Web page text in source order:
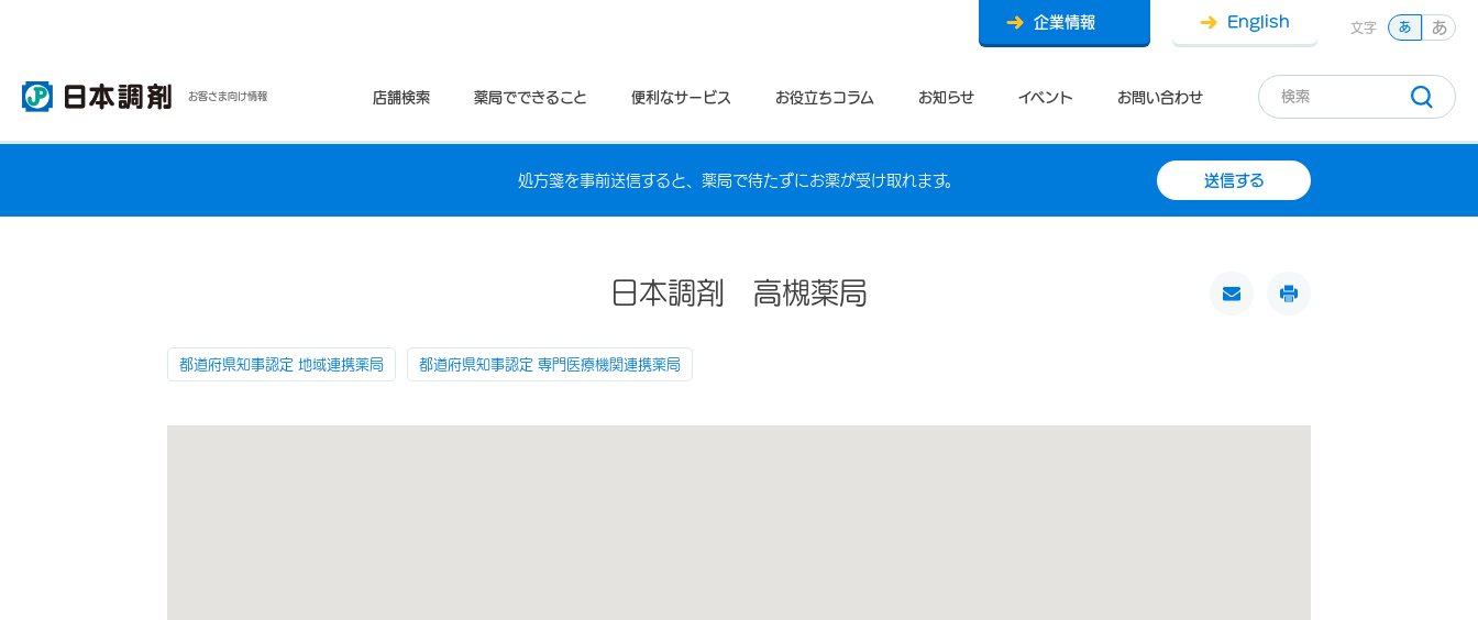
お客さま向け情報 店舗検索 薬局でできること 便利なサービス お役立ちコラム お知らせ イベント お問い合わせ
企業情報 English 文字 あ あ
処方箋を事前送信すると、薬局で待たずにお薬が受け取れます。 送信する
日本調剤 高槻薬局
都道府県知事認定 地域連携薬局 都道府県知事認定 専門医療機関連携薬局